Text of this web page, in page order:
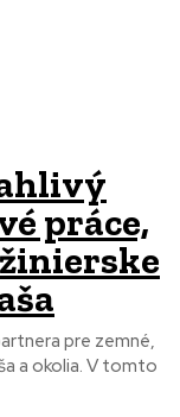
práce,
pre zemné,
a okolia. V tomto